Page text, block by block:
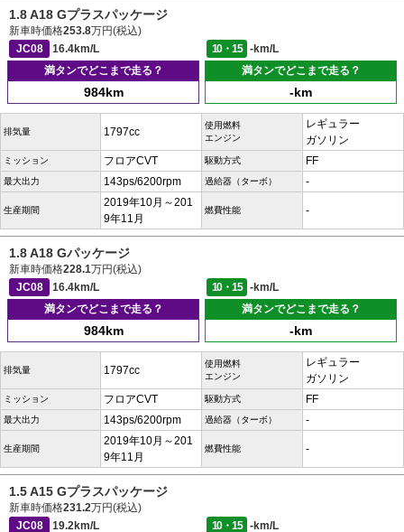
1.8 A18 Gプラスパッケージ
新車時価格253.8万円(税込)
JC08
16.4km/L 10・15
-km/L
満タンでどこまで走る？
984km
満タンでどこまで走る？
-km
排気量 1797cc
使用燃料
エンジン
レギュラー
ガソリン
ミッション フロアCVT 駆動方式 FF
最大出力 143ps/6200rpm 過給器（ターボ） -
生産期間
2019年10月～201
9年11月
燃費性能 -
1.8 A18 Gパッケージ
新車時価格228.1万円(税込)
JC08
16.4km/L 10・15
-km/L
満タンでどこまで走る？
984km
満タンでどこまで走る？
-km
排気量 1797cc
使用燃料
エンジン
レギュラー
ガソリン
ミッション フロアCVT 駆動方式 FF
最大出力 143ps/6200rpm 過給器（ターボ） -
生産期間
2019年10月～201
9年11月
燃費性能 -
1.5 A15 Gプラスパッケージ
新車時価格231.2万円(税込)
JC08
19.2km/L 10・15
-km/L